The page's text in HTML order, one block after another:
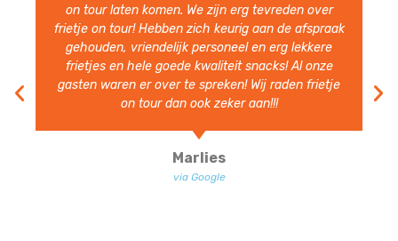
vlotte bediening. Ruim van te voren aanwezig.
Volgend jaar nodigen we ze zeer zeker weer uit.
Ben Heesakkers
via Google